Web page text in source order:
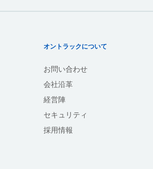
オントラックについて
お問い合わせ
会社沿革
経営陣
セキュリティ
採用情報